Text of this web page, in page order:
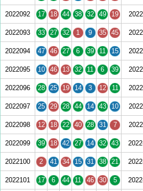
2022092 17 18 44 38 32 49 19
2022093 33 27 32 1 9 35 45
2022094 47 46 27 6 39 11 15
2022095 10 46 13 32 11 6 39
2022096 28 25 19 14 3 12 11
2022097 25 29 28 44 14 43 10
2022098 12 18 22 40 28 31 7
2022099 39 18 42 27 14 32 43
2022100 2 41 34 15 31 38 21
2022101 17 6 44 11 46 30 5